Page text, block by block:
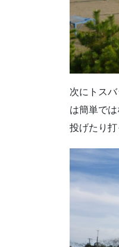
次にトス
は簡単で
投げたり打